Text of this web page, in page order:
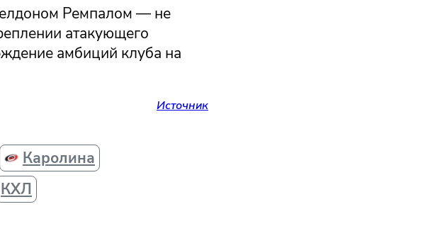
Ремпалом — не
атакующего
амбиций клуба на
Источник
Каролина
КХЛ